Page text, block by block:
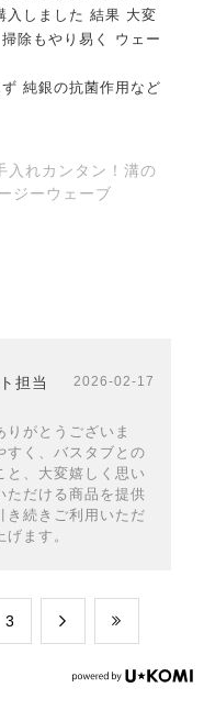
入しました 結果 大変
除もやり易く ウェー
純銀の抗菌作用など
れカンタン！溝の
ジーウェーブ
担当 2026-02-17
りがとうございま
すく、バスタブとの
と、大変嬉しく思い
ただける商品を提供
き続きご利用いただ
ます。
​3